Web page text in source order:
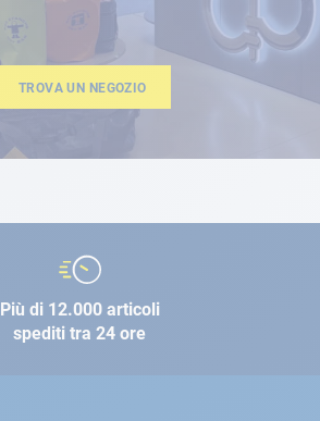
TROVA UN NEGOZIO
Più di 12.000 articoli
spediti tra 24 ore